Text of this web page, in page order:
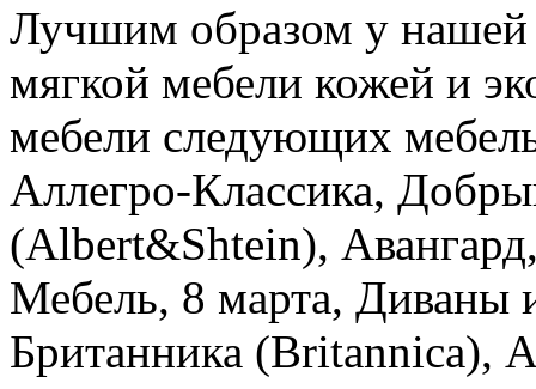
Лучшим образом у
мягкой мебели кожей и
мебели следующих
Аллегро-Классика,
(Albert&Shtein),
Мебель, 8 марта,
Британника (Britannica),